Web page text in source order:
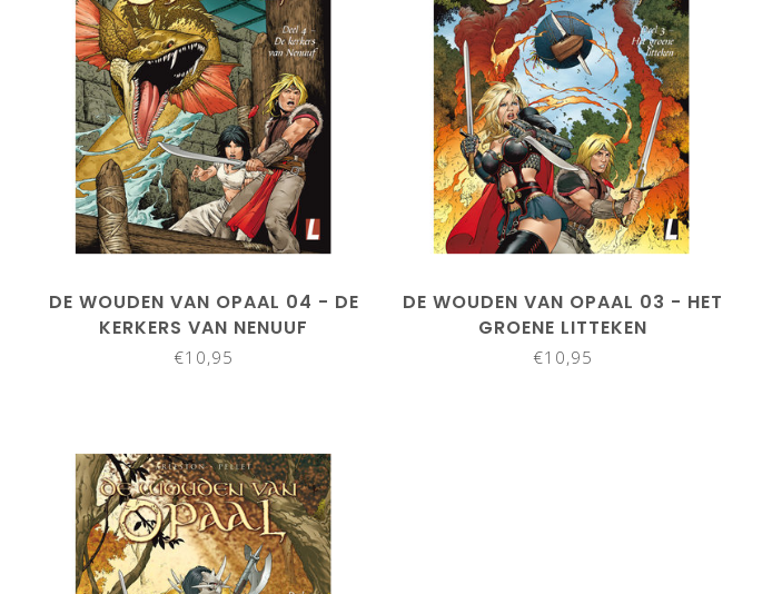
DE WOUDEN VAN OPAAL 04 - DE
KERKERS VAN NENUUF
€10,95
DE WOUDEN VAN OPAAL 03 - HET
GROENE LITTEKEN
€10,95